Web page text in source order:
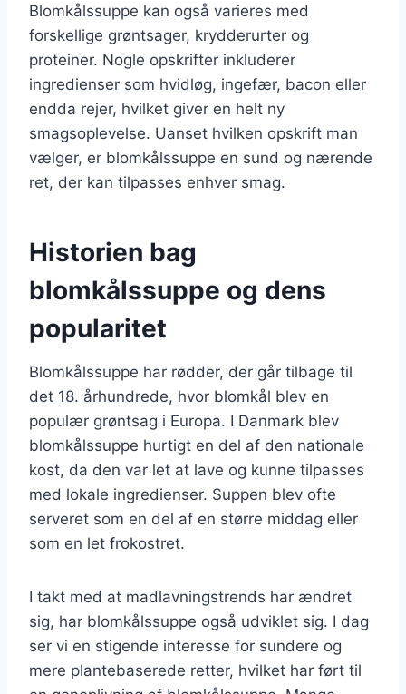
Blomkålssuppe kan også varieres med
forskellige grøntsager, krydderurter og
proteiner. Nogle opskrifter inkluderer
ingredienser som hvidløg, ingefær, bacon eller
endda rejer, hvilket giver en helt ny
smagsoplevelse. Uanset hvilken opskrift man
vælger, er blomkålssuppe en sund og nærende
ret, der kan tilpasses enhver smag.
Historien bag
blomkålssuppe og dens
popularitet
Blomkålssuppe har rødder, der går tilbage til
det 18. århundrede, hvor blomkål blev en
populær grøntsag i Europa. I Danmark blev
blomkålssuppe hurtigt en del af den nationale
kost, da den var let at lave og kunne tilpasses
med lokale ingredienser. Suppen blev ofte
serveret som en del af en større middag eller
som en let frokostret.
I takt med at madlavningstrends har ændret
sig, har blomkålssuppe også udviklet sig. I dag
ser vi en stigende interesse for sundere og
mere plantebaserede retter, hvilket har ført til